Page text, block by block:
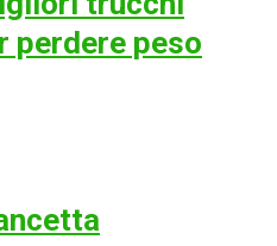
perdere peso